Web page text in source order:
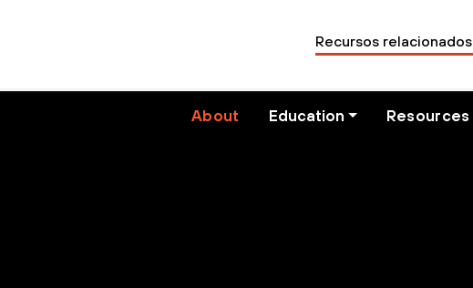
About Education Resources
Recursos relacionados